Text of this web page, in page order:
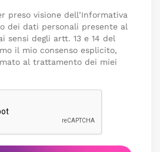
preso visione dell’Informativa
dei dati personali presente al
sensi degli artt. 13 e 14 del
il mio consenso esplicito,
al trattamento dei miei